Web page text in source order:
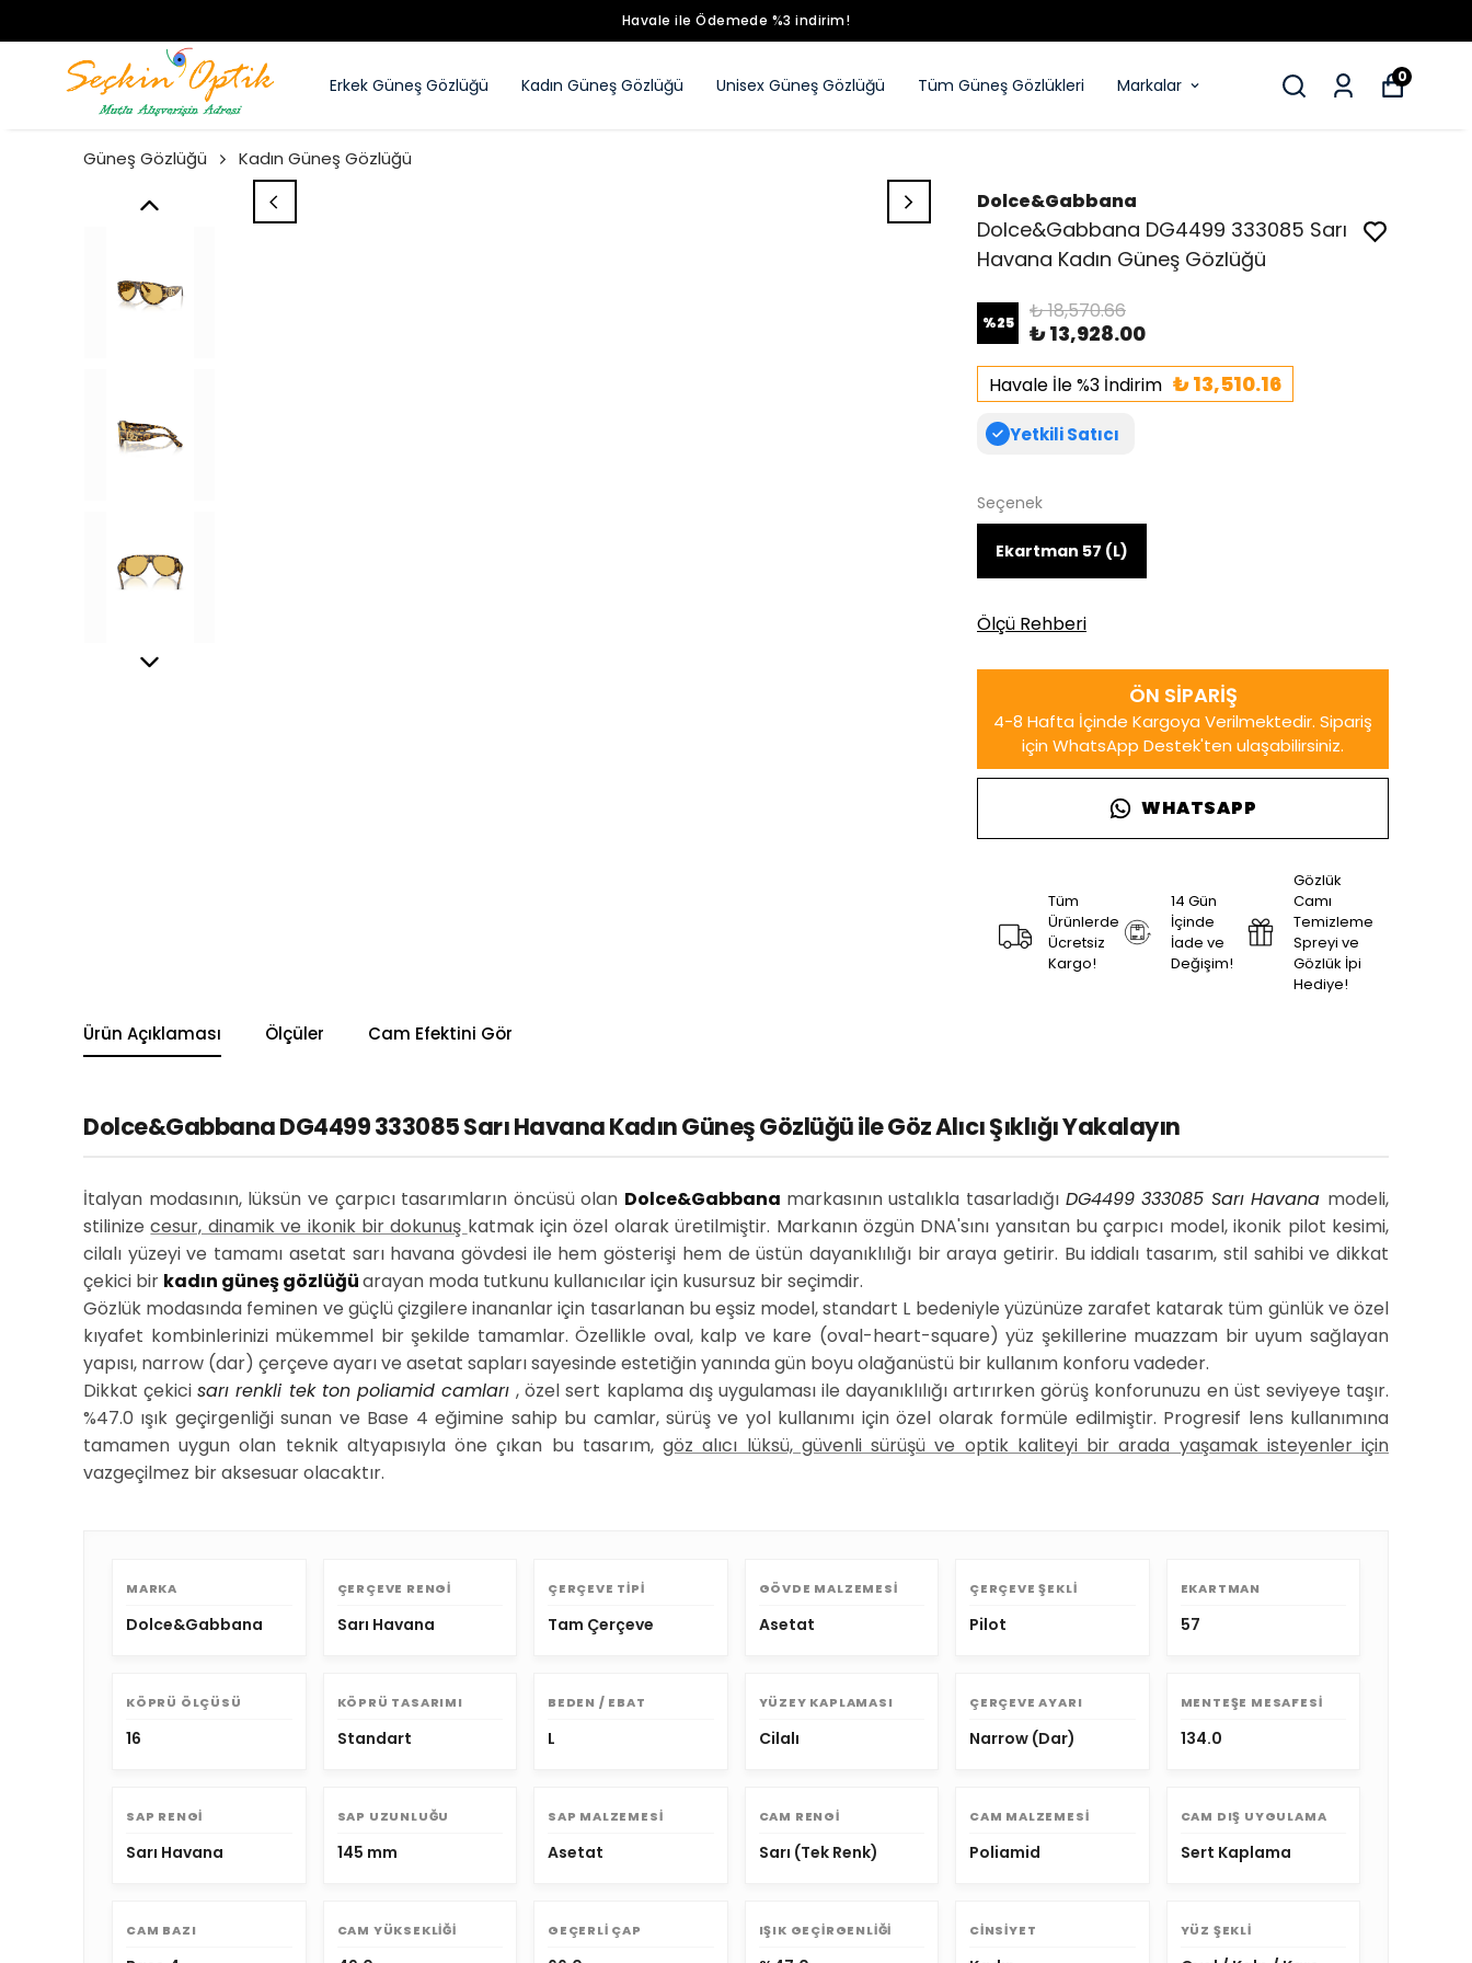
Havale ile Ödemede %3 indirim!
Erkek Güneş Gözlüğü Kadın Güneş Gözlüğü Unisex Güneş Gözlüğü Tüm Güneş Gözlükleri Markalar 0
Güneş Gözlüğü Kadın Güneş Gözlüğü
Dolce&Gabbana
Dolce&Gabbana DG4499 333085 Sarı
Havana Kadın Güneş Gözlüğü
%25 ₺ 18,570.66
₺ 13,928.00
Havale İle %3 İndirim ₺ 13,510.16
Yetkili Satıcı
Seçenek
Ekartman 57 (L)
Ölçü Rehberi
WHATSAPP
Tüm
Ürünlerde
Ücretsiz
Kargo!
14 Gün
İçinde
İade ve
Değişim!
Gözlük
Camı
Temizleme
Spreyi ve
Gözlük İpi
Hediye!
Ürün Açıklaması Ölçüler Cam Efektini Gör
Dolce&Gabbana DG4499 333085 Sarı Havana Kadın Güneş Gözlüğü ile Göz Alıcı Şıklığı Yakalayın
İtalyan modasının, lüksün ve çarpıcı tasarımların öncüsü olan Dolce&Gabbana markasının ustalıkla tasarladığı DG4499 333085 Sarı Havana modeli,
stilinizecesur, dinamik ve ikonik bir dokunuş katmak için özel olarak üretilmiştir. Markanın özgün DNA'sını yansıtan bu çarpıcı model, ikonik pilot kesimi,
cilalı yüzeyi ve tamamı asetat sarı havana gövdesi ile hem gösterişi hem de üstün dayanıklılığı bir araya getirir. Bu iddialı tasarım, stil sahibi ve dikkat
çekici bir kadın güneş gözlüğüarayan moda tutkunu kullanıcılar için kusursuz bir seçimdir.
Gözlük modasında feminen ve güçlü çizgilere inananlar için tasarlanan bu eşsiz model, standart L bedeniyle yüzünüze zarafet katarak tüm günlük ve özel
kıyafet kombinlerinizi mükemmel bir şekilde tamamlar. Özellikle oval, kalp ve kare (oval-heart-square) yüz şekillerine muazzam bir uyum sağlayan
yapısı, narrow (dar) çerçeve ayarı ve asetat sapları sayesinde estetiğin yanında gün boyu olağanüstü bir kullanım konforu vadeder.
Dikkat çekicisarı renkli tek ton poliamid camları, özel sert kaplama dış uygulaması ile dayanıklılığı artırırken görüş konforunuzu en üst seviyeye taşır.
%47.0 ışık geçirgenliği sunan ve Base 4 eğimine sahip bu camlar, sürüş ve yol kullanımı için özel olarak formüle edilmiştir. Progresif lens kullanımına
tamamen uygun olan teknik altyapısıyla öne çıkan bu tasarım,göz alıcı lüksü, güvenli sürüşü ve optik kaliteyi bir arada yaşamak isteyenler için
vazgeçilmez bir aksesuar olacaktır.
MARKA
Dolce&Gabbana
ÇERÇEVE RENGI
Sarı Havana
ÇERÇEVE TIPI
Tam Çerçeve
GÖVDE MALZEMESI
Asetat
ÇERÇEVE ŞEKLI
Pilot
EKARTMAN
57
KÖPRÜ ÖLÇÜSÜ
16
KÖPRÜ TASARIMI
Standart
BEDEN / EBAT
L
YÜZEY KAPLAMASI
Cilalı
ÇERÇEVE AYARI
Narrow (Dar)
MENTEŞE MESAFESI
134.0
SAP RENGI
Sarı Havana
SAP UZUNLUĞU
145 mm
SAP MALZEMESI
Asetat
CAM RENGI
Sarı (Tek Renk)
CAM MALZEMESI
Poliamid
CAM DIŞ UYGULAMA
Sert Kaplama
CAM BAZI CAM YÜKSEKLIĞI GEÇERLI ÇAP IŞIK GEÇIRGENLIĞI CINSIYET YÜZ ŞEKLI